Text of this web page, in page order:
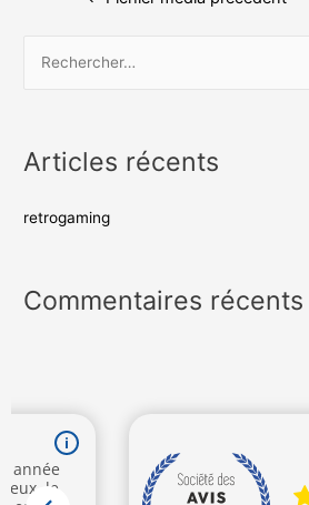
Articles récents
retrogaming
Commentaires récents